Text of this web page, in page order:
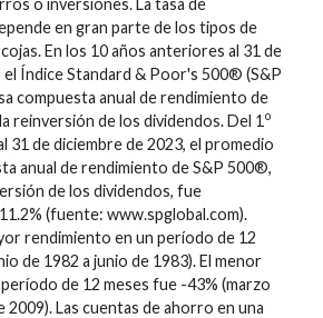
en gran parte de los tipos de
En los 10 años anteriores al 31 de
el Índice Standard & Poor's 500® (S&P
compuesta anual de rendimiento de
reinversión de los dividendos. Del 1 o
31 de diciembre de 2023, el promedio
anual de rendimiento de S&P 500®,
de los dividendos, fue
(fuente: www.spglobal.com).
rendimiento en un período de 12
de 1982 a junio de 1983). El menor
de 12 meses fue -43% (marzo
2009). Las cuentas de ahorro en una